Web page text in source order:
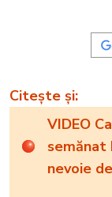
Citește și:
VIDEO
semănat
nevoie